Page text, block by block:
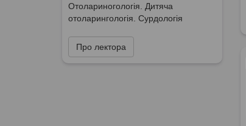
Отолариногологія. Дитяча
отоларингологія. Сурдологія
Про лектора